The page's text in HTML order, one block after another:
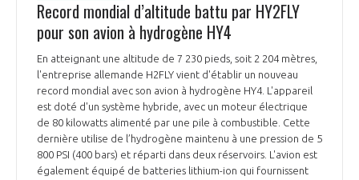
Record mondial d’altitude battu par HY2FLY
pour son avion à hydrogène HY4
En atteignant une altitude de 7 230 pieds, soit 2 204 mètres,
l'entreprise allemande H2FLY vient d'établir un nouveau
record mondial avec son avion à hydrogène HY4. L'appareil
est doté d'un système hybride, avec un moteur électrique
de 80 kilowatts alimenté par une pile à combustible. Cette
dernière utilise de l’hydrogène maintenu à une pression de 5
800 PSI (400 bars) et réparti dans deux réservoirs. L'avion est
également équipé de batteries lithium-ion qui fournissent